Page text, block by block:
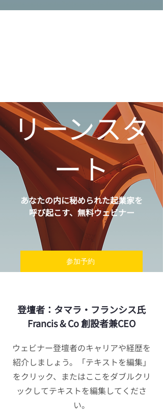
リーンスタ
ート
あなたの内に秘められた起業家を
呼び起こす、無料ウェビナー
参加予約
登壇者：タマラ・フランシス氏
Francis & Co 創設者兼CEO
ウェビナー登壇者のキャリアや経歴を
紹介しましょう。「テキストを編集」
をクリック、またはここをダブルクリ
ックしてテキストを編集してくださ
い。